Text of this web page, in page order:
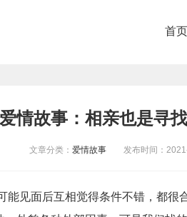
首页
爱情故事：相亲也是寻
文章分类： 爱情故事发布时间：
见面后互相觉得条件不错，都很